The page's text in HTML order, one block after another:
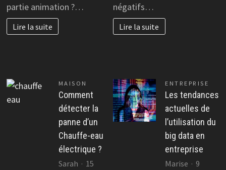
partie animation ?…
Lire la suite
négatifs…
Lire la suite
MAISON
Comment
détecter la
panne d’un
Chauffe-eau
électrique ?
Sarah
15
ENTREPRISE
Les tendances
actuelles de
l’utilisation du
big data en
entreprise
Marise
9